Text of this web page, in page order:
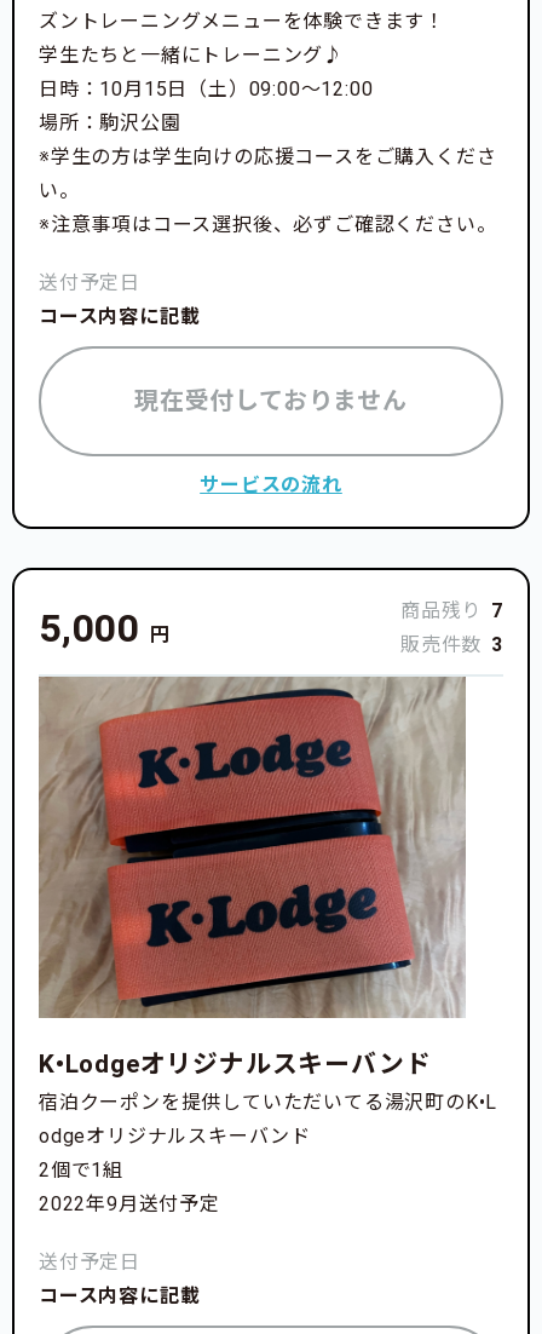
ズントレーニングメニューを体験できます！
学生たちと一緒にトレーニング♪
日時：10月15日（土）09:00〜12:00
場所：駒沢公園
※学生の方は学生向けの応援コースをご購入くださ
い。
※注意事項はコース選択後、必ずご確認ください。
送付予定日
コース内容に記載
現在受付しておりません
サービスの流れ
5,000 円
商品残り
7
販売件数 3
K•Lodgeオリジナルスキーバンド
宿泊クーポンを提供していただいてる湯沢町のK•L
odgeオリジナルスキーバンド
2個で1組
2022年9月送付予定
送付予定日
コース内容に記載